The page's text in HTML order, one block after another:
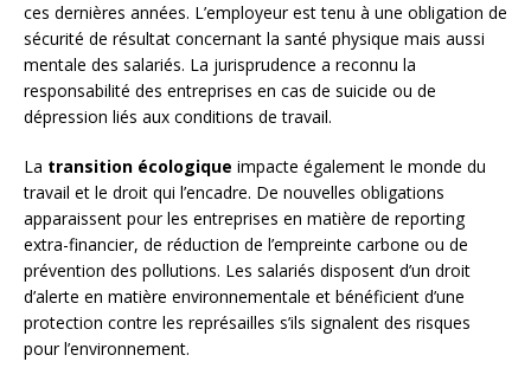
ces dernières années. L’employeur est tenu à une obligation de
sécurité de résultat concernant la santé physique mais aussi
mentale des salariés. La jurisprudence a reconnu la
responsabilité des entreprises en cas de suicide ou de
dépression liés aux conditions de travail.
La transition écologique impacte également le monde du
travail et le droit qui l’encadre. De nouvelles obligations
apparaissent pour les entreprises en matière de reporting
extra-financier, de réduction de l’empreinte carbone ou de
prévention des pollutions. Les salariés disposent d’un droit
d’alerte en matière environnementale et bénéficient d’une
protection contre les représailles s’ils signalent des risques
pour l’environnement.